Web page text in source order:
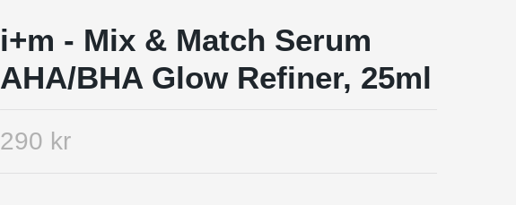
i+m - Mix & Match Serum
AHA/BHA Glow Refiner, 25ml
290 kr